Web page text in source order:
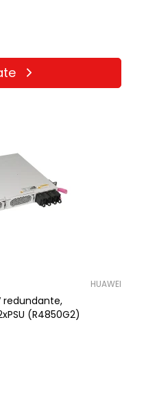
HUAWEI
redundante,
(R4850G2)